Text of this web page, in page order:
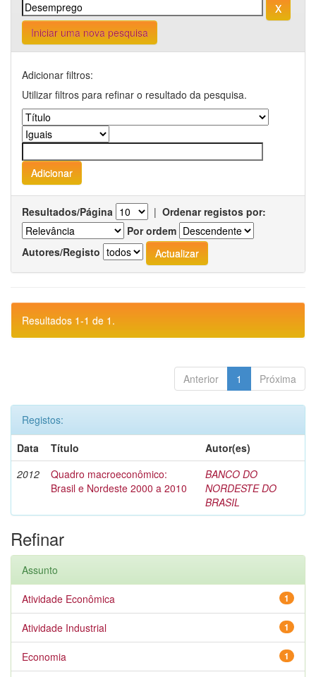
Iniciar uma nova pesquisa
Adicionar filtros:
Utilizar filtros para refinar o resultado da pesquisa.
Resultados/Página | Ordenar registos por:
Por ordem
Autores/Registo
Resultados 1-1 de 1.
Anterior 1 Próxima
Registos:
Data
Título
Autor(es)
2012
Quadro macroeconômico:
Brasil e Nordeste 2000 a 2010
BANCO DO
NORDESTE DO
BRASIL
Refinar
Assunto
1
Atividade Econômica
1
Atividade Industrial
1
Economia